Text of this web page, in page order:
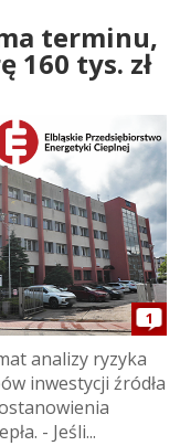
terminu,
160 tys. zł
1
analizy ryzyka
inwestycji źródła
- Jeśli...